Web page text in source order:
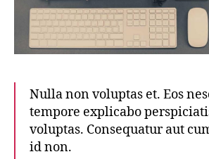
Nulla non voluptas et. Eos
tempore explicabo
voluptas. Consequatur aut
id non.